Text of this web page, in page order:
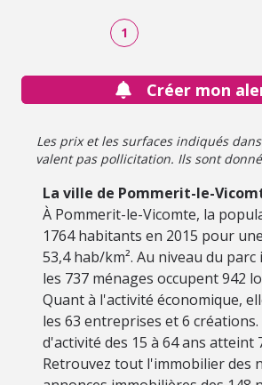
1
Créer mon
Les prix et les surfaces indiqués
valent pas pollicitation. Ils sont
La ville de Pommerit-le-
À Pommerit-le-Vicomte, la
1764 habitants en 2015 pour
53,4 hab/km². Au niveau du
les 737 ménages occupent 942
Quant à l'activité économique,
les 63 entreprises et 6
d'activité des 15 à 64 ans atteint
Retrouvez tout l'immobilier des